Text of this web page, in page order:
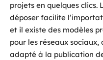
projets en quelques
déposer facilite
et il existe des modèles
pour les réseaux
adapté à la publication